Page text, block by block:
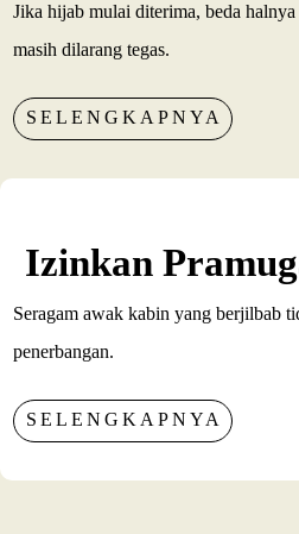
Jika hijab mulai diterima, beda
masih dilarang tegas.
SELENGKAPNYA
Izinkan
Seragam awak kabin yang berjilbab
penerbangan.
SELENGKAPNYA